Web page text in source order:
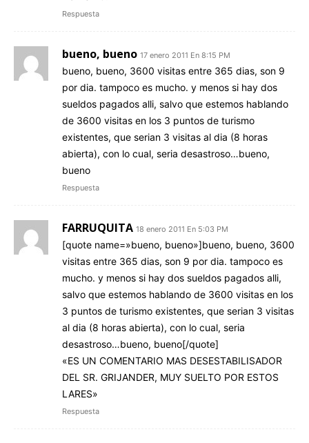
Respuesta
bueno, bueno 17 enero 2011 En 8:15 PM
bueno, bueno, 3600 visitas entre 365 dias, son 9
por dia. tampoco es mucho. y menos si hay dos
sueldos pagados alli, salvo que estemos hablando
de 3600 visitas en los 3 puntos de turismo
existentes, que serian 3 visitas al dia (8 horas
abierta), con lo cual, seria desastroso…bueno,
bueno
Respuesta
FARRUQUITA 18 enero 2011 En 5:03 PM
[quote name=»bueno, bueno»]bueno, bueno, 3600
visitas entre 365 dias, son 9 por dia. tampoco es
mucho. y menos si hay dos sueldos pagados alli,
salvo que estemos hablando de 3600 visitas en los
3 puntos de turismo existentes, que serian 3 visitas
al dia (8 horas abierta), con lo cual, seria
desastroso…bueno, bueno[/quote]
«ES UN COMENTARIO MAS DESESTABILISADOR
DEL SR. GRIJANDER, MUY SUELTO POR ESTOS
LARES»
Respuesta